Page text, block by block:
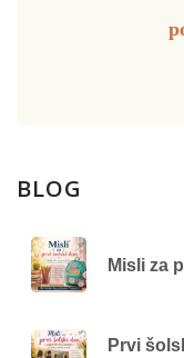
BLOG
Misli za
Prvi